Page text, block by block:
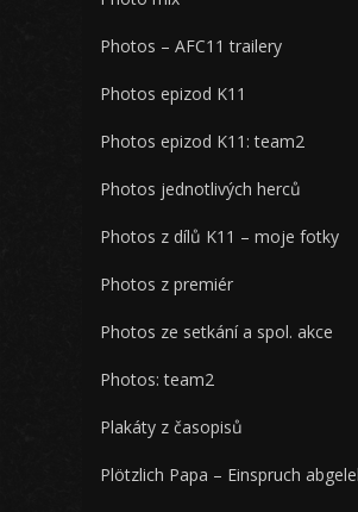
Photos – AFC11 trailery
Photos epizod K11
Photos epizod K11: team2
Photos jednotlivých herců
Photos z dílů K11 – moje fotky
Photos z premiér
Photos ze setkání a spol. akce
Photos: team2
Plakáty z časopisů
Plötzlich Papa – Einspruch